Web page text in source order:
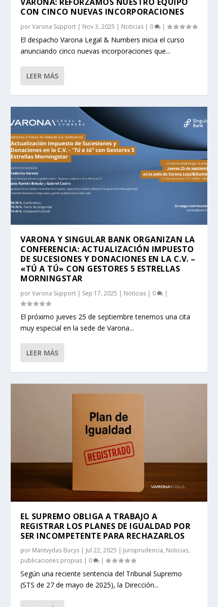
VARONA: REFORZAMOS NUESTRO EQUIPO
CON CINCO NUEVAS INCORPORACIONES
porVarona Support Nov 3, 2025 Noticias 0 |
El despacho Varona Legal & Numbers inicia el curso
anunciando cinco nuevas incorporaciones que...
LEER MÁS
VARONA Y SINGULAR BANK ORGANIZAN LA
CONFERENCIA: ACTUALIZACIÓN IMPUESTO
DE SUCESIONES Y DONACIONES EN LA C.V. –
«TÚ A TÚ» CON GESTORES 5 ESTRELLAS
MORNINGSTAR
porVarona Support | Sep 17, 2025 | Noticias | 0 |
El próximo jueves 25 de septiembre tenemos una cita
muy especial en la sede de Varona...
LEER MÁS
EL SUPREMO OBLIGA A TRABAJO A
REGISTRAR LOS PLANES DE IGUALDAD POR
SER INCOMPETENTE PARA RECHAZARLOS
por Mantvydas Bucys | Jul 22, 2025 | Jurisprudencia, Noticias,
publicaciones propias | 0 |
Según una reciente sentencia del Tribunal Supremo
(STS de 27 de mayo de 2025), la Dirección...